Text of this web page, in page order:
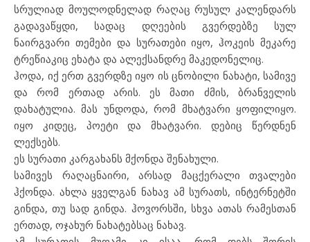
სრულიად მოულოდნელად რაღაც რუსულ კალენდარს
გადავაწყდი, სადაც დღეების გვერდებზე სულ
ნაირგვარი თემები და სურათები იყო, ჰოკეის მეკარე
ტრეწიაკიც ეხატა და ალექსანდრე მაკედონელიც.
ჰოდა, იქ ერთ გვერდზე იყო ის ცნობილი ნახატი, სამივე
და რომ ერთად არის. ეს მათი ძმის, ბრანველის
დახატულია. მას უნდოდა, რომ მხატვარი ყოფილიყო.
იყო კიდეც, პოეტი და მხატვარი. დებიც წერდნენ
ლექსებს.
ეს სურათი კარგახანს მქონდა შენახული.
სამივეს რაღაცნაირი, არსად მაცქერალი თვალები
ჰქონდა. ახლა ყველგან ნახავ ამ სურათს, ინტერნეტში
გინდა, თუ სად გინდა. ჰოვორსში, სხვა ათას რამესთან
ერთად, ოჯახურ ნახატებსაც ნახავ.